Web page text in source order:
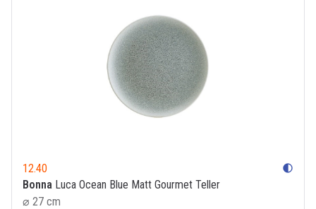
12.40 contrast
Bonna Luca Ocean Blue Matt Gourmet Teller
⌀ 27 cm